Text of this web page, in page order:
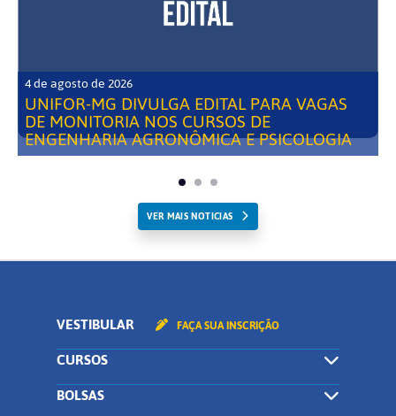
4 de agosto de 2026
UNIFOR-MG DIVULGA EDITAL PARA VAGAS
DE MONITORIA NOS CURSOS DE
ENGENHARIA AGRONÔMICA E PSICOLOGIA
VER MAIS NOTICIAS
VESTIBULAR FAÇA SUA INSCRIÇÃO
CURSOS
BOLSAS